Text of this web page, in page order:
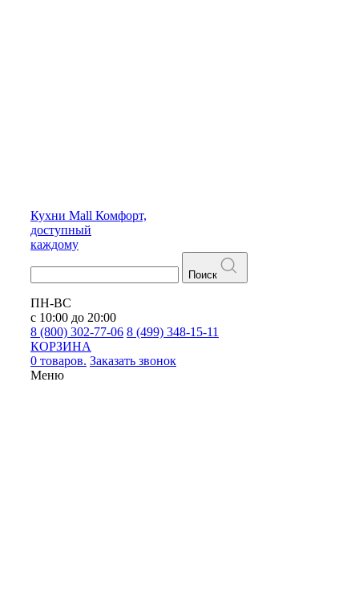
Кухни Mall Комфорт,
доступный
каждому
Поиск
ПН-ВС
с 10:00 до 20:00
8 (800) 302-77-06 8 (499) 348-15-11
КОРЗИНА
0 товаров. Заказать звонок
Меню